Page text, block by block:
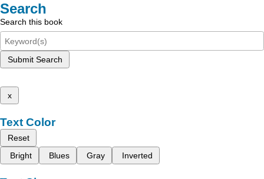
Search
Search this book
Submit Search
x
Text Color
Reset
Bright
Blues Gray Inverted